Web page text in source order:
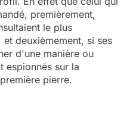
premièrement,
le plus
deuxièmement, si ses
d'une manière ou
espionnés sur la
pierre.